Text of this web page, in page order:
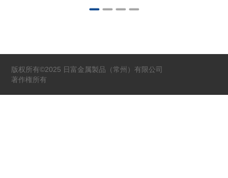
版权所有©2025 日富金属製品（常州）有限公司
著作権所有